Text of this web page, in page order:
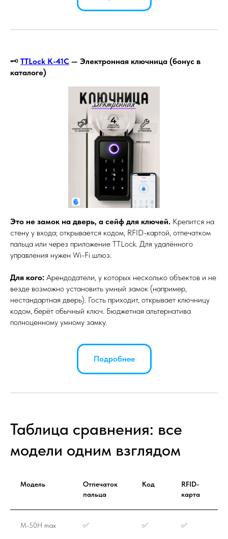
🗝️ TTLock К-41С — Электронная ключница (бонус в
каталоге)
Это не замок на дверь, а сейф для ключей. Крепится на
стену у входа; открывается кодом, RFID-картой, отпечатком
пальца или через приложение TTLock. Для удалённого
управления нужен Wi-Fi шлюз.
Для кого: Арендодатели, у которых несколько объектов и не
везде возможно установить умный замок (например,
нестандартная дверь). Гость приходит, открывает ключницу
кодом, берёт обычный ключ. Бюджетная альтернатива
полноценному умному замку.
Подробнее
Таблица сравнения: все
модели одним взглядом
Модель
Отпечаток
пальца
Код
RFID-
карта
M-50H max ✅ ✅ ✅